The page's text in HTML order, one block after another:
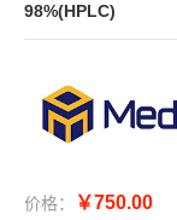
98%(HPLC)
价格： ￥750.00